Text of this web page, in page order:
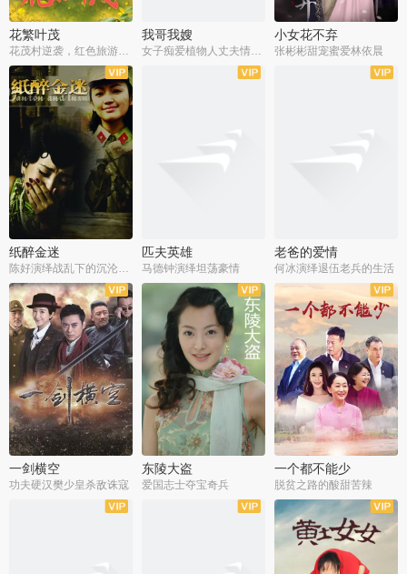
花繁叶茂
花茂村逆袭，红色旅游出圈
我哥我嫂
女子痴爱植物人丈夫情定一生
小女花不弃
张彬彬甜宠蜜爱林依晨
全42集
纸醉金迷 匹夫英雄
马德钟演绎坦荡豪情
老爸的爱情
何冰演绎退伍老兵的生活
全40集
一剑横空
功夫硬汉樊少皇杀敌诛寇
全33集
东陵大盗
爱国志士夺宝奇兵
全36集
一个都不能少
脱贫之路的酸甜苦辣
全23集